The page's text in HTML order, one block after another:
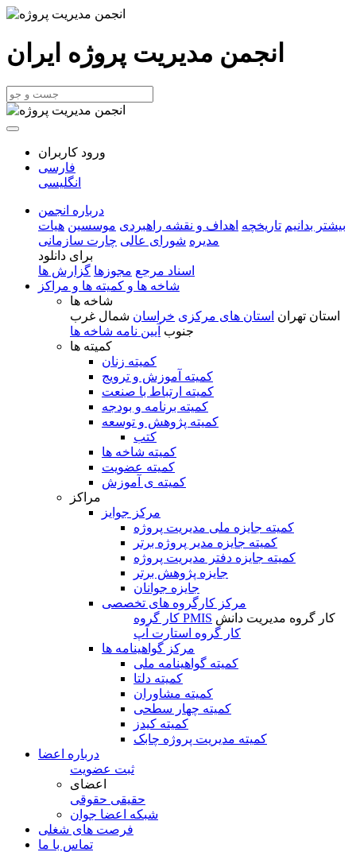
انجمن مدیریت پروژه ایران
ورود کاربران
فارسی
انگلیسی
درباره انجمن
بیشتر بدانیم تاریخچه اهداف و نقشه راهبردی موسسین هیات
مدیره شورای عالی چارت سازمانی
برای دانلود
اسناد مرجع مجوزها گزارش ها
شاخه ها و کمیته ها و مراکز
شاخه ها
استان تهران استان های مرکزی خراسان شمال غرب
جنوب آیین نامه شاخه ها
کمیته ها
کمیته زنان
کمیته آموزش و ترویج
کمیته ارتباط با صنعت
کمیته برنامه و بودجه
کمیته پژوهش و توسعه
کتب
کمیته شاخه ها
کمیته عضویت
کمیته ی آموزش
مراکز
مرکز جوایز
کمیته جایزه ملی مدیریت پروژه
کمیته جایزه مدیر پروژه برتر
کمیته جایزه دفتر مدیریت پروژه
جایزه پژوهش برتر
جایزه جوانان
مرکز کارگروه های تخصصی
کار گروه PMIS کار گروه مدیریت دانش
کار گروه استارت آپ
مرکز گواهینامه ها
کمیته گواهینامه ملی
کمیته دلتا
کمیته مشاوران
کمیته چهار سطحی
کمیته کیدز
کمیته مدیریت پروژه چابک
درباره اعضا
ثبت عضویت
اعضای
حقیقی حقوقی
شبكه اعضا جوان
فرصت های شغلی
تماس با ما